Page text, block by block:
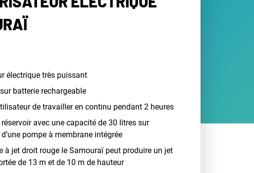
électrique très puissant
batterie rechargeable
de travailler en continu pendant 2 heures
réservoir avec une capacité de 30 litres sur
pompe à membrane intégrée
à jet droit rouge le Samouraï peut produire un jet
de 13 m et de 10 m de hauteur